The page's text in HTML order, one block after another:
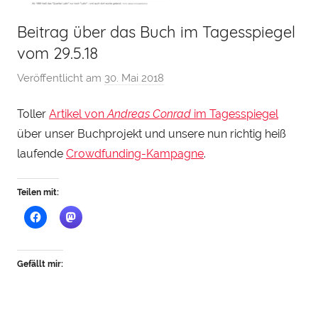
Beitrag über das Buch im Tagesspiegel
vom 29.5.18
Veröffentlicht am 30. Mai 2018
n
H
e
Toller Artikel von Andreas Conrad im Tagesspiegel
über unser Buchprojekt und unsere nun richtig heiß
laufende Crowdfunding-Kampagne.
Teilen mit:
Gefällt mir: